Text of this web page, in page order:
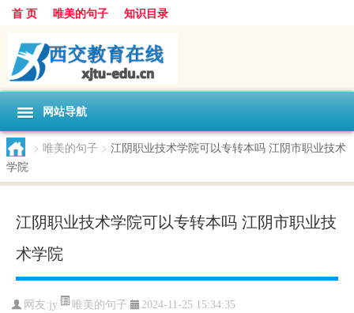
首 页 唯美的句子 知识目录
网站导航
> 唯美的句子 > 江阴职业技术学院可以专转本吗 江阴市职业技术
学院
江阴职业技术学院可以专转本吗 江阴市职业技
术学院
网友:jy 唯美的句子 2024-11-25 15:34:35